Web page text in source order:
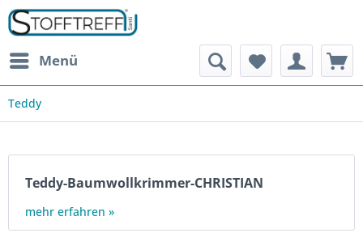
Menü
Teddy
Teddy-Baumwollkrimmer-CHRISTIAN
mehr erfahren »